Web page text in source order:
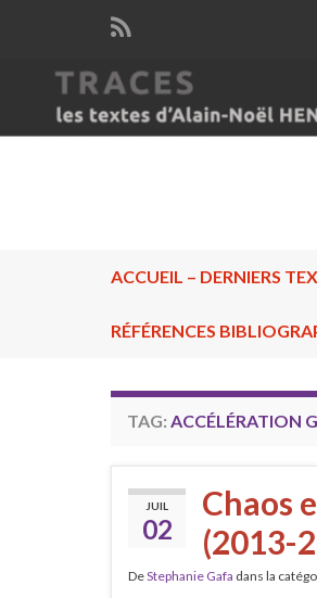
ACCUEIL – DERNIERS
RÉFÉRENCES
TAG: ACCÉLÉRATION
JUIL
02
Chaos
(2013-
DeStephanie Gafa dans la